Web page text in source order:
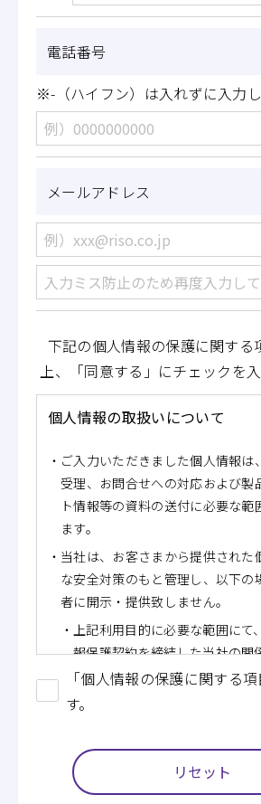
電話番号
※-（ハイフン）は入れずに入力し
メールアドレス
下記の個人情報の保護に関する
上、「同意する」にチェックを
個人情報の取扱いについて
ご入力いただきました個人情報は
受理、お問合せへの対応および製
ト情報等の資料の送付に必要な範
ます。
当社は、お客さまから提供された
な安全対策のもと管理し、以下の
者に開示・提供致しません。
上記利用目的に必要な範囲にて
報保護契約を締結した当社の関
委託先会社に開示する必要があ
法令等にもとづく場合
いただきました個人情報の取扱い
することがあります。
「個人情報の保護に関する
す。
リセット